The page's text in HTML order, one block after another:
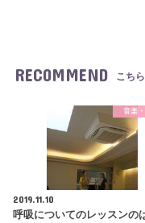
RECOMMEND こち
音楽
2019.11.10
呼吸についてのレッスンの